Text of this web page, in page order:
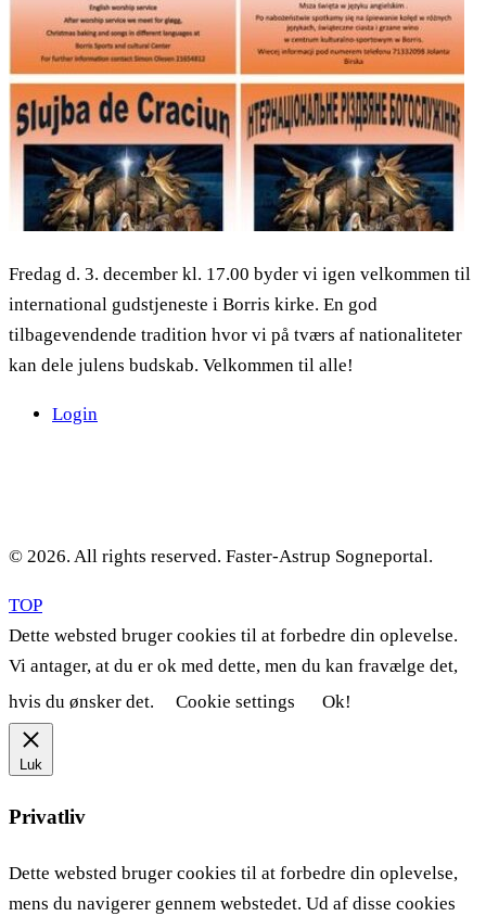
Fredag d. 3. december kl. 17.00 byder vi igen velkommen til
international gudstjeneste i Borris kirke. En god
tilbagevendende tradition hvor vi på tværs af nationaliteter
kan dele julens budskab. Velkommen til alle!
Login
© 2026. All rights reserved. Faster-Astrup Sogneportal.
TOP
Dette websted bruger cookies til at forbedre din oplevelse.
Vi antager, at du er ok med dette, men du kan fravælge det,
hvis du ønsker det.
Cookie settings Ok!
Luk
Privatliv
Dette websted bruger cookies til at forbedre din oplevelse,
mens du navigerer gennem webstedet. Ud af disse cookies